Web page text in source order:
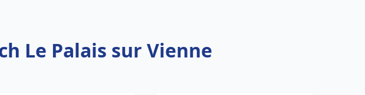
Le Palais sur Vienne